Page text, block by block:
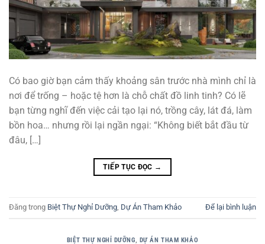
Có bao giờ bạn cảm thấy khoảng sân trước nhà mình chỉ là
nơi để trống – hoặc tệ hơn là chỗ chất đồ linh tinh? Có lẽ
bạn từng nghĩ đến việc cải tạo lại nó, trồng cây, lát đá, làm
bồn hoa… nhưng rồi lại ngần ngại: “Không biết bắt đầu từ
đâu, […]
TIẾP TỤC ĐỌC →
Đăng trong Biệt Thự Nghỉ Dưỡng, Dự Án Tham Khảo Để lại bình luận
BIỆT THỰ NGHỈ DƯỠNG, DỰ ÁN THAM KHẢO